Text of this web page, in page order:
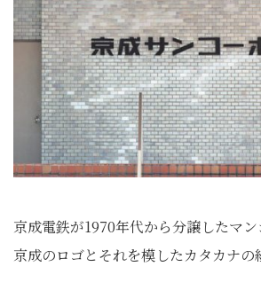
京成電鉄が1970年代から分譲したマン
京成のロゴとそれを模したカタカナの